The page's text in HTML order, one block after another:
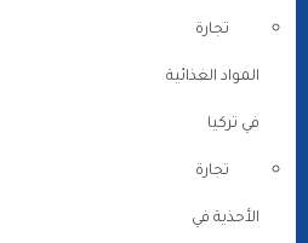
تجارة
المواد الغذائية
في تركيا
تجارة
الأحذية في